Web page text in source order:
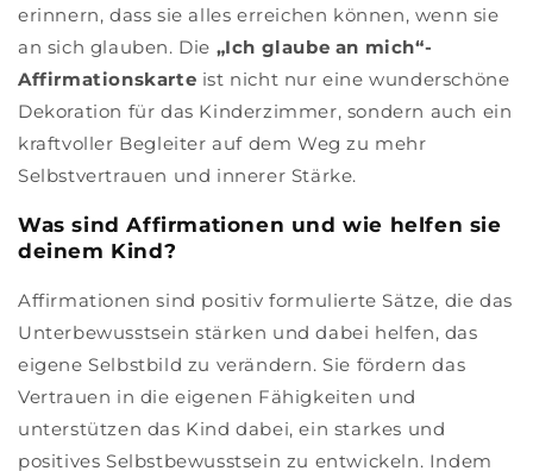
erinnern, dass sie alles erreichen können, wenn sie
an sich glauben. Die „Ich glaube an mich“-
Affirmationskarte ist nicht nur eine wunderschöne
Dekoration für das Kinderzimmer, sondern auch ein
kraftvoller Begleiter auf dem Weg zu mehr
Selbstvertrauen und innerer Stärke.
Was sind Affirmationen und wie helfen sie
deinem Kind?
Affirmationen sind positiv formulierte Sätze, die das
Unterbewusstsein stärken und dabei helfen, das
eigene Selbstbild zu verändern. Sie fördern das
Vertrauen in die eigenen Fähigkeiten und
unterstützen das Kind dabei, ein starkes und
positives Selbstbewusstsein zu entwickeln. Indem